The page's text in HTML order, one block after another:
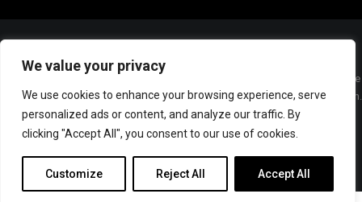
We value your privacy
We use cookies to enhance your browsing experience, serve
personalized ads or content, and analyze our traffic. By
clicking "Accept All", you consent to our use of cookies.
Customize Reject All Accept All
Sede Legale: P.zza San Sepolcro, 2 – 20123 – MILANO (ITALY) – Cap. Sociale
€ 60.000 Int. Vers. – Cod. Fisc./P. IVA e Iscrizione Registro Imprese di Milano n.
07285800962 – R.E.A. MI 1948551 –
© BEWE Srl, tutti i diritti riservati | Privacy policy
Contattaci